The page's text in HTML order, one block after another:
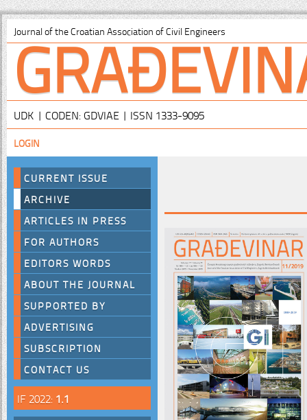
Journal of the Croatian Association of Civil Engineers
UDK | CODEN: GDVIAE | ISSN 1333-9095
LOGIN
CURRENT ISSUE
ARCHIVE
ARTICLES IN PRESS
FOR AUTHORS
EDITORS WORDS
ABOUT THE JOURNAL
SUPPORTED BY
ADVERTISING
SUBSCRIPTION
CONTACT US
IF 2022: 1.1